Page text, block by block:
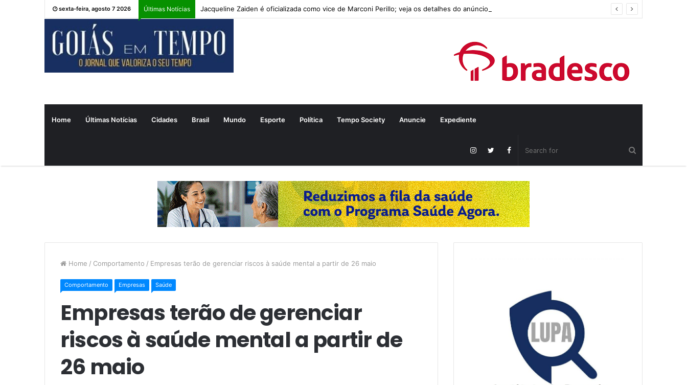
sexta-feira, agosto 7 2026 Últimas Notícias Jacqueline Zaiden é oficializada como vice de Marconi Perillo; veja os detalhes do anúncio
Home Últimas Notícias Cidades Brasil Mundo Esporte Política Tempo Society Anuncie Expediente
Home / Comportamento / Empresas terão de gerenciar riscos à saúde mental a partir de 26 maio
Comportamento Empresas Saúde
Empresas terão de gerenciar
riscos à saúde mental a partir de
26 maio